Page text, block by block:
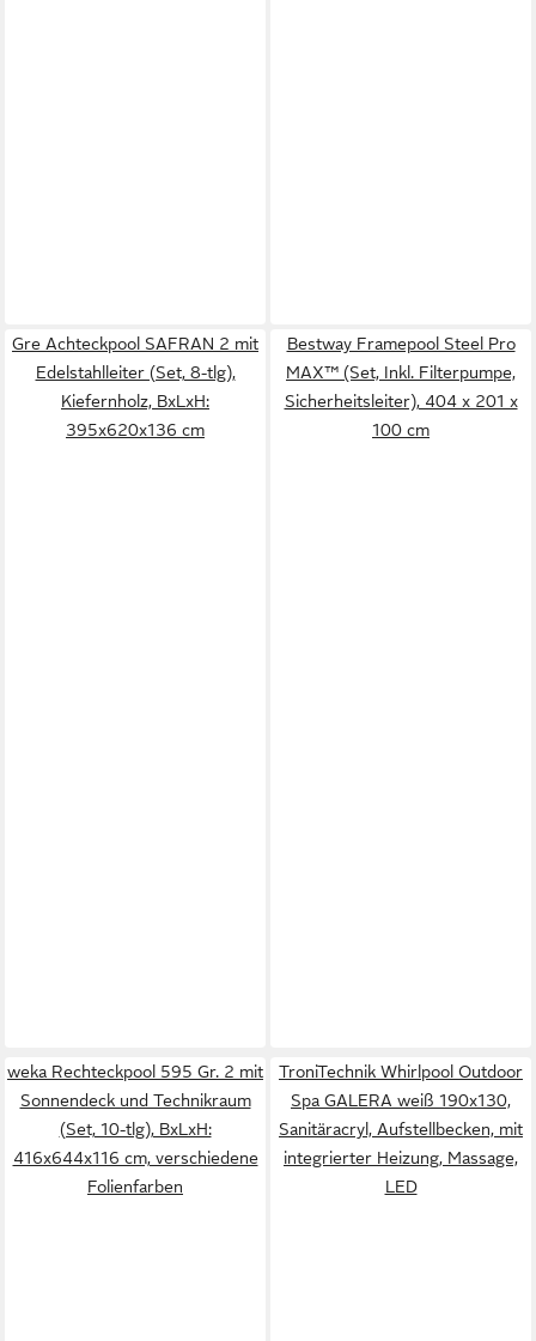
Gre Achteckpool SAFRAN 2 mit
Edelstahlleiter (Set, 8-tlg),
Kiefernholz, BxLxH:
395x620x136 cm
Bestway Framepool Steel Pro
MAX™ (Set, Inkl. Filterpumpe,
Sicherheitsleiter), 404 x 201 x
100 cm
weka Rechteckpool 595 Gr. 2 mit
Sonnendeck und Technikraum
(Set, 10-tlg), BxLxH:
416x644x116 cm, verschiedene
Folienfarben
TroniTechnik Whirlpool Outdoor
Spa GALERA weiß 190x130,
Sanitäracryl, Aufstellbecken, mit
integrierter Heizung, Massage,
LED